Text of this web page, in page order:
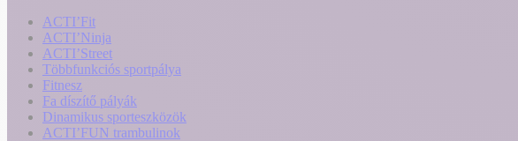
ACTI’Fit
ACTI’Ninja
ACTI’Street
Többfunkciós sportpálya
Fitnesz
Fa díszítő pályák
Dinamikus sporteszközök
ACTI’FUN trambulinok